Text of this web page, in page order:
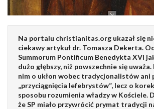
Na portalu christianitas.org ukazał się
ciekawy artykuł dr. Tomasza Dekerta.
Summorum Pontificum Benedykta XVI
dużo głębszy, niż powszechnie się
nim o ukłon wobec tradycjonalistów ani
„przyciągnięcia lefebrystów”, lecz o
sposobu rozumienia władzy w Kościele.
że SP miało przywrócić prymat tradycji